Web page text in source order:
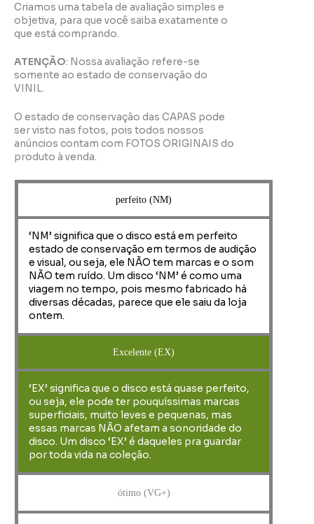
Criamos uma tabela de avaliação simples e
objetiva, para que você saiba exatamente o
que está comprando.
ATENÇÃO: Nossa avaliação refere-se
somente ao estado de conservação do
VINIL.
O estado de conservação das CAPAS pode
ser visto nas fotos, pois todos nossos
anúncios contam com FOTOS ORIGINAIS do
produto à venda.
perfeito (NM)
‘NM’ significa que o disco está em perfeito
estado de conservação em termos de audição
e visual, ou seja, ele NÃO tem marcas e o som
NÃO tem ruído. Um disco ‘NM’ é como uma
viagem no tempo, pois mesmo fabricado há
diversas décadas, parece que ele saiu da loja
ontem.
Excelente (EX)
‘EX’ significa que o disco está quase perfeito,
ou seja, ele pode ter pouquíssimas marcas
superficiais, muito leves e pequenas, mas
essas marcas NÃO afetam a sonoridade do
disco. Um disco ‘EX’ é daqueles pra guardar
por toda vida na coleção.
ótimo (VG+)